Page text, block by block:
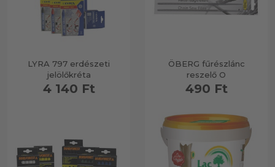
LYRA 797 erdészeti
jelölőkréta
4 140 Ft
ÖBERG fűrészlánc
reszelő O
490 Ft